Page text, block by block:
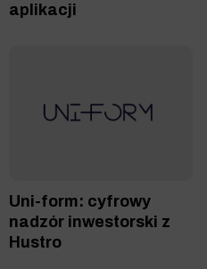
aplikacji
Uni-form: cyfrowy
nadzór inwestorski z
Hustro